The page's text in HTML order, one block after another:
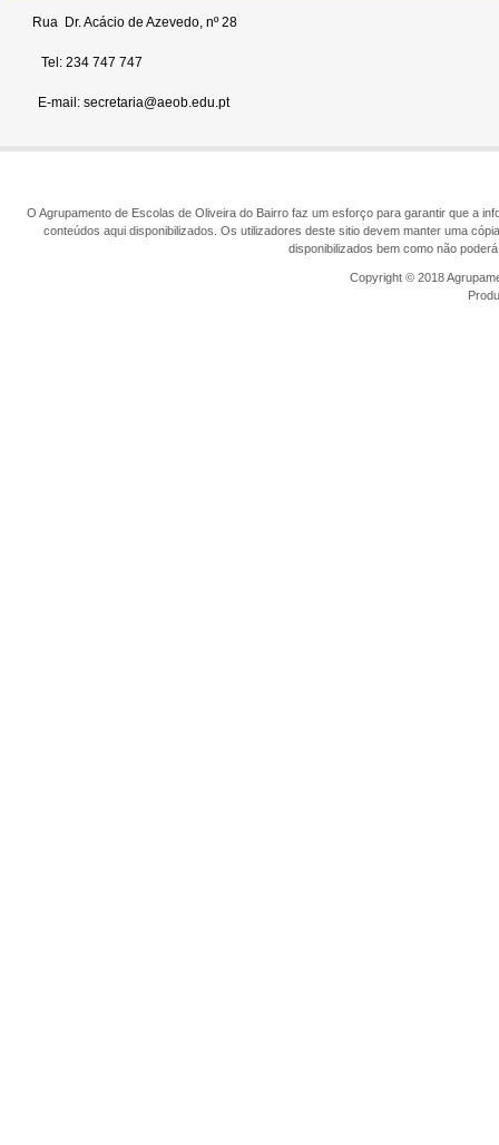
Rua Dr. Acácio de Azevedo, nº 28
Tel: 234 747 747
E-mail: secretaria@aeob.edu.pt
O Agrupamento de Escolas de Oliveira do Bairro faz um esforço para garantir que a
conteúdos aqui disponibilizados. Os utilizadores deste sitio devem manter uma
disponibilizados bem como não
Copyright © 2018